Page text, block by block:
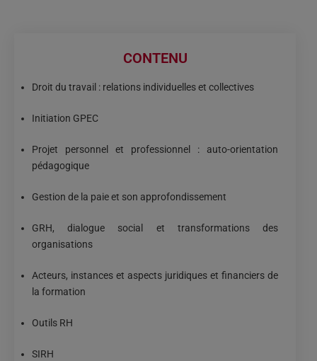
CONTENU
Droit du travail : relations individuelles et collectives
Initiation GPEC
Projet personnel et professionnel : auto-orientation
pédagogique
Gestion de la paie et son approfondissement
GRH, dialogue social et transformations des
organisations
Acteurs, instances et aspects juridiques et financiers de
la formation
Outils RH
SIRH